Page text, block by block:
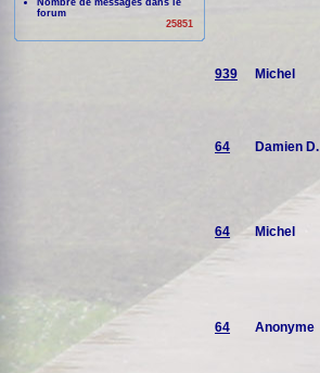
Nombre de messages dans le
forum
25851
939 Michel
64 Damien D.
64 Michel
64 Anonyme